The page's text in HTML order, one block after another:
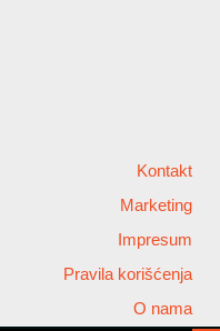
Kontakt
Marketing
Impresum
Pravila korišćenja
O nama